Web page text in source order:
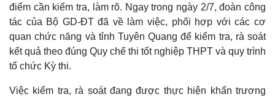
Kinh tế
Khởi nghiệp
Tiêu dùng
điểm cần kiểm tra, làm rõ. Ngay trong ngày 2/7, đoàn công
tác của Bộ GD-ĐT đã về làm việc, phối hợp với các cơ
quan chức năng và tỉnh Tuyên Quang để kiểm tra, rà soát
kết quả theo đúng Quy chế thi tốt nghiệp THPT và quy trình
tổ chức Kỳ thi.
Việc kiểm tra, rà soát đang được thực hiện khẩn trương